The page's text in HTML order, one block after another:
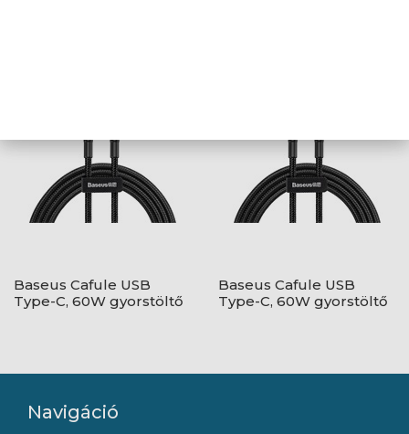
Baseus Cafule USB
Type-C, 60W gyorstöltő
Baseus Cafule USB
Type-C, 60W gyorstöltő
Navigáció